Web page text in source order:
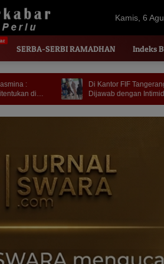
Kamis, 6
SERBA-SERBI RAMADHAN Indeks
FIF Tangerang | Kerja Jurnalistik
Intimidasi dan Cakaran